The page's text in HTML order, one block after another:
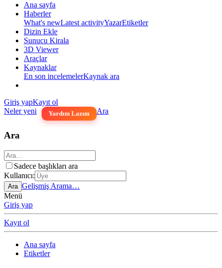
Ana sayfa
Haberler
What's newLatest activityYazarEtiketler
Dizin Ekle
Sunucu Kirala
3D Viewer
Araçlar
Kaynaklar
En son incelemelerKaynak ara
Giriş yapKayıt ol
Neler yeni
Yardım Lazım Ara
Ara
Sadece başlıkları ara
Kullanıcı:
Ara Gelişmiş Arama…
Menü
Giriş yap
Kayıt ol
Ana sayfa
Etiketler